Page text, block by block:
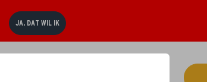
JA, DAT WIL IK